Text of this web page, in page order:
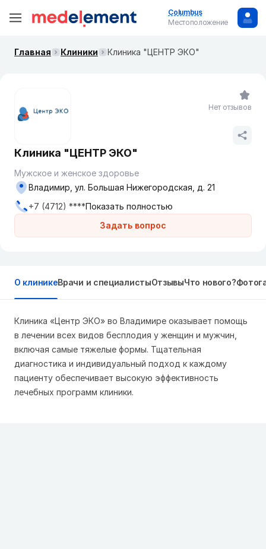
Columbus
Местоположение
Главная Клиники Клиника "ЦЕНТР ЭКО"
Клиника "ЦЕНТР ЭКО"
Мужское и женское здоровье
Задать вопрос
Владимир, ул. Большая Нижегородская, д. 21
+7 (4712) ****Показать полностью
Нет отзывов
О клиникеВрачи и специалистыОтзывыЧто нового?
Клиника «Центр ЭКО» во Владимире оказывает помощь
в лечении всех видов бесплодия у женщин и мужчин,
включая самые тяжелые формы. Тщательная
диагностика и индивидуальный подход к каждому
пациенту обеспечивает высокую эффективность
лечебных программ клиники.